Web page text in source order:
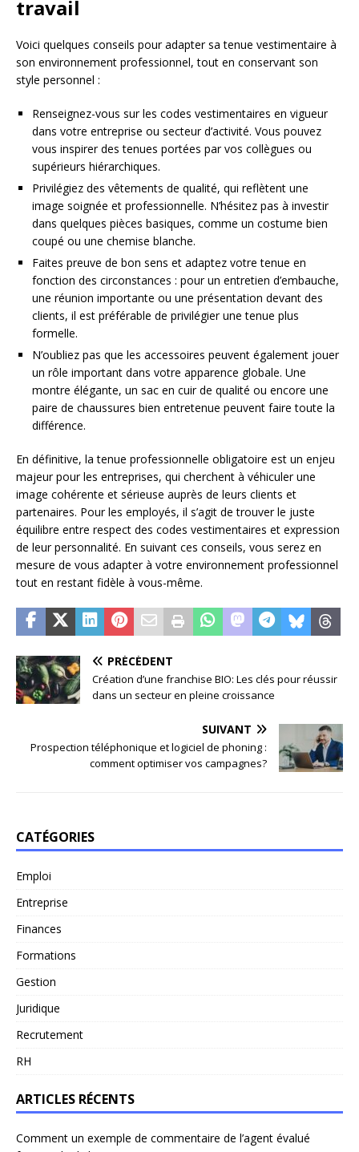
travail
Voici quelques conseils pour adapter sa tenue vestimentaire à
son environnement professionnel, tout en conservant son
style personnel :
Renseignez-vous sur les codes vestimentaires en vigueur
dans votre entreprise ou secteur d’activité. Vous pouvez
vous inspirer des tenues portées par vos collègues ou
supérieurs hiérarchiques.
Privilégiez des vêtements de qualité, qui reflètent une
image soignée et professionnelle. N’hésitez pas à investir
dans quelques pièces basiques, comme un costume bien
coupé ou une chemise blanche.
Faites preuve de bon sens et adaptez votre tenue en
fonction des circonstances : pour un entretien d’embauche,
une réunion importante ou une présentation devant des
clients, il est préférable de privilégier une tenue plus
formelle.
N’oubliez pas que les accessoires peuvent également jouer
un rôle important dans votre apparence globale. Une
montre élégante, un sac en cuir de qualité ou encore une
paire de chaussures bien entretenue peuvent faire toute la
différence.
En définitive, la tenue professionnelle obligatoire est un enjeu
majeur pour les entreprises, qui cherchent à véhiculer une
image cohérente et sérieuse auprès de leurs clients et
partenaires. Pour les employés, il s’agit de trouver le juste
équilibre entre respect des codes vestimentaires et expression
de leur personnalité. En suivant ces conseils, vous serez en
mesure de vous adapter à votre environnement professionnel
tout en restant fidèle à vous-même.
PRÉCÉDENT
Création d’une franchise BIO: Les clés pour réussir
dans un secteur en pleine croissance
SUIVANT
Prospection téléphonique et logiciel de phoning :
comment optimiser vos campagnes?
CATÉGORIES
Emploi
Entreprise
Finances
Formations
Gestion
Juridique
Recrutement
RH
ARTICLES RÉCENTS
Comment un exemple de commentaire de l’agent évalué